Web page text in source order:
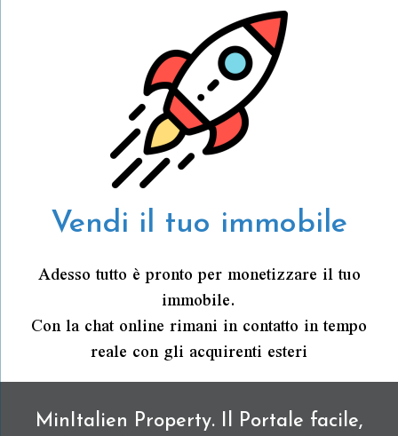
Vendi il tuo immobile
Adesso tutto è pronto per monetizzare il tuo
immobile.
Con la chat online rimani in contatto in tempo
reale con gli acquirenti esteri
MinItalien Property. Il Portale facile,